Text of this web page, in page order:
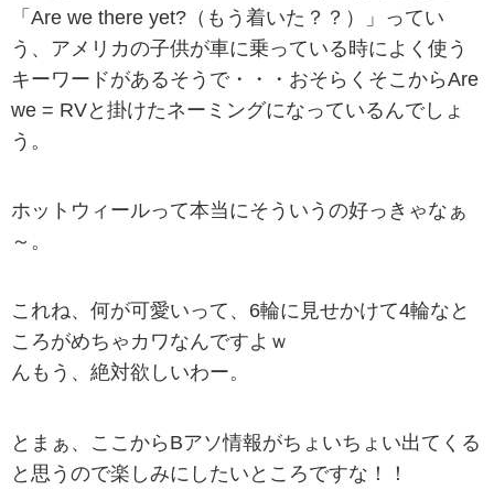
「Are we there yet?（もう着いた？？）」ってい
う、アメリカの子供が車に乗っている時によく使う
キーワードがあるそうで・・・おそらくそこからAre
we = RVと掛けたネーミングになっているんでしょ
う。
ホットウィールって本当にそういうの好っきゃなぁ
～。
これね、何が可愛いって、6輪に見せかけて4輪なと
ころがめちゃカワなんですよｗ
んもう、絶対欲しいわー。
とまぁ、ここからBアソ情報がちょいちょい出てくる
と思うので楽しみにしたいところですな！！